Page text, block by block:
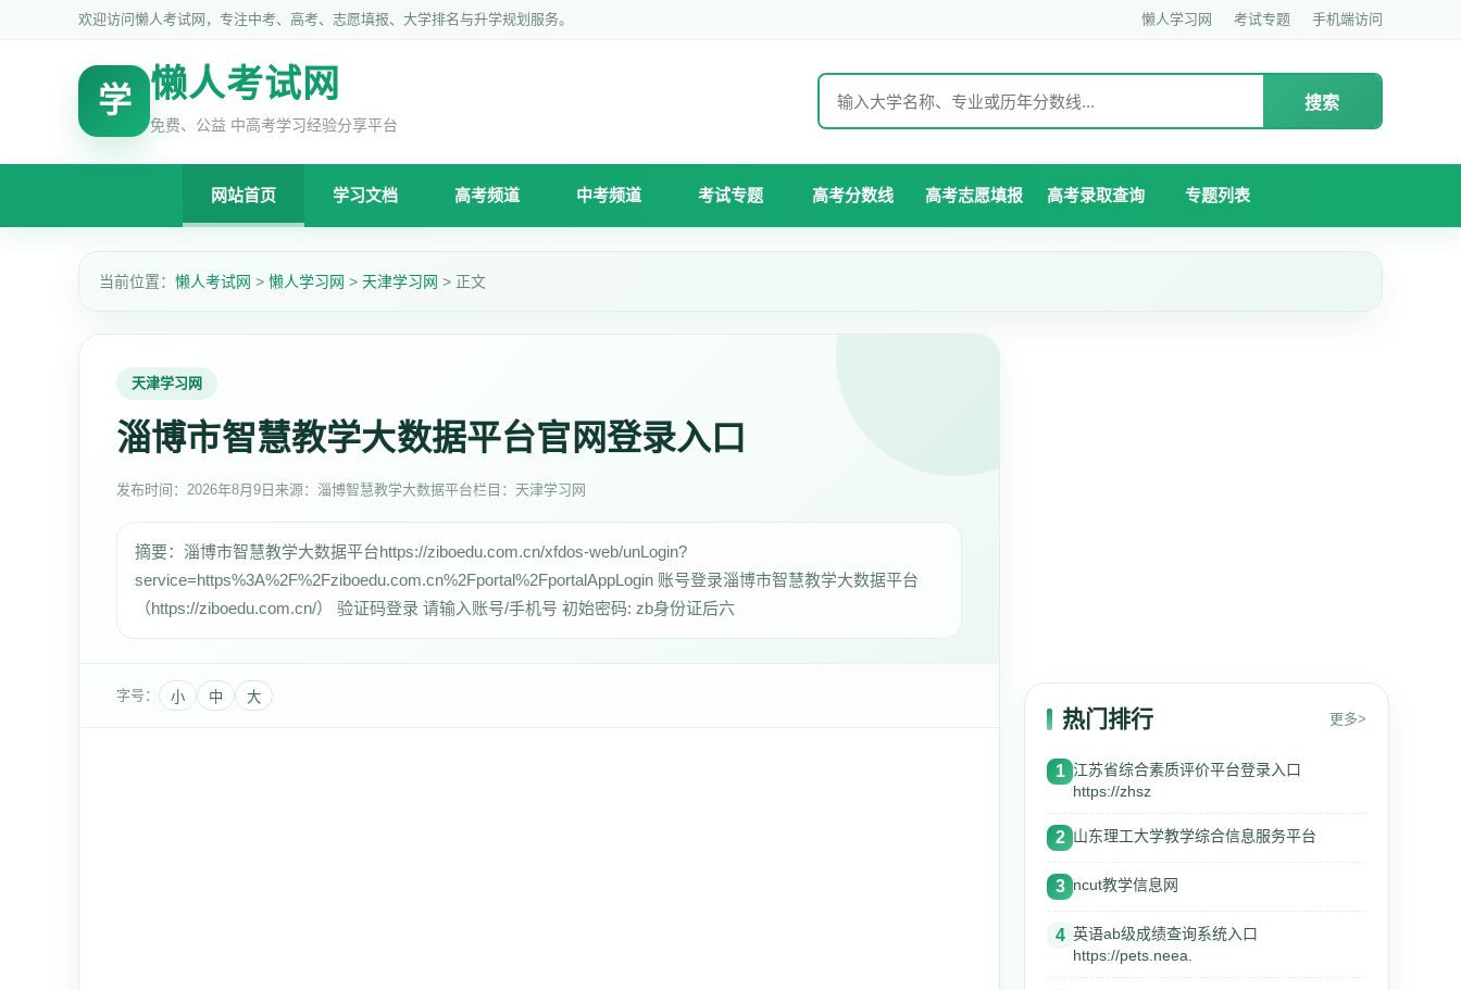
欢迎访问懒人考试网，专注中考、高考、志愿填报、大学排名与升学规划服务。 懒人学习网 考试专题 手机端访问
学 懒人考试网
免费、公益 中高考学习经验分享平台
搜索
网站首页 学习文档 高考频道 中考频道 考试专题 高考分数线 高考志愿填报 高考录取查询 专题列表
当前位置： 懒人考试网 > 懒人学习网 > 天津学习网 > 正文
天津学习网
淄博市智慧教学大数据平台官网登录入口
发布时间： 2026年8月9日 来源：淄博智慧教学大数据平台栏目：天津学习网
摘要：淄博市智慧教学大数据平台https://ziboedu.com.cn/xfdos-web/unLogin?
service=https%3A%2F%2Fziboedu.com.cn%2Fportal%2FportalAppLogin 账号登录淄博市智慧教学大数据平台
（https://ziboedu.com.cn/） 验证码登录 请输入账号/手机号 初始密码: zb身份证后六
字号： 小 中 大
热门排行 更多>
1 江苏省综合素质评价平台登录入口
https://zhsz
2 山东理工大学教学综合信息服务平台
3 ncut教学信息网
4 英语ab级成绩查询系统入口
https://pets.neea.